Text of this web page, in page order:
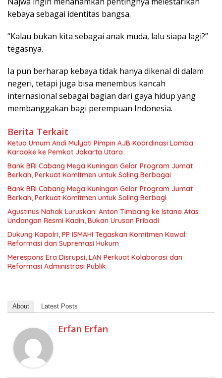
kebaya sebagai identitas bangsa.
“Kalau bukan kita sebagai anak muda, lalu siapa lagi?”
tegasnya.
Ia pun berharap kebaya tidak hanya dikenal di dalam
negeri, tetapi juga bisa menembus kancah
internasional sebagai bagian dari gaya hidup yang
membanggakan bagi perempuan Indonesia.
Berita Terkait
Ketua Umum Andi Mulyati Pimpin AJB Koordinasi Lomba
Karaoke ke Pemkot Jakarta Utara
Bank BRI Cabang Mega Kuningan Gelar Program Jumat
Berkah, Perkuat Komitmen untuk Saling Berbagai
Bank BRI Cabang Mega Kuningan Gelar Program Jumat
Berkah, Perkuat Komitmen untuk Saling Berbagi
Agustinus Nahak Luruskan: Anton Timbang ke Istana Atas
Undangan Resmi Kadin, Bukan Urusan Pribadi
Dukung Kapolri, PP ISMAHI Tegaskan Komitmen Kawal
Reformasi dan Supremasi Hukum
Merespons Era Disrupsi, LAN Perkuat Kolaborasi dan
Reformasi Administrasi Publik
About Latest Posts
Erfan Erfan